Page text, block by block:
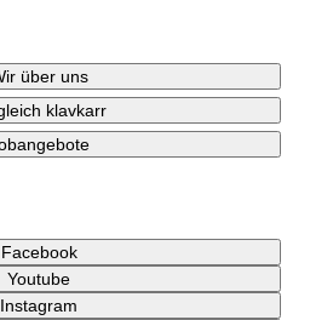
über uns
klavkarr
Facebook
Youtube
Instagram